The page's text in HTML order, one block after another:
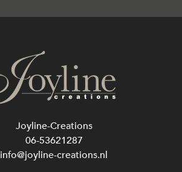
Joyline-Creations
06-53621287
info@joyline-creations.nl